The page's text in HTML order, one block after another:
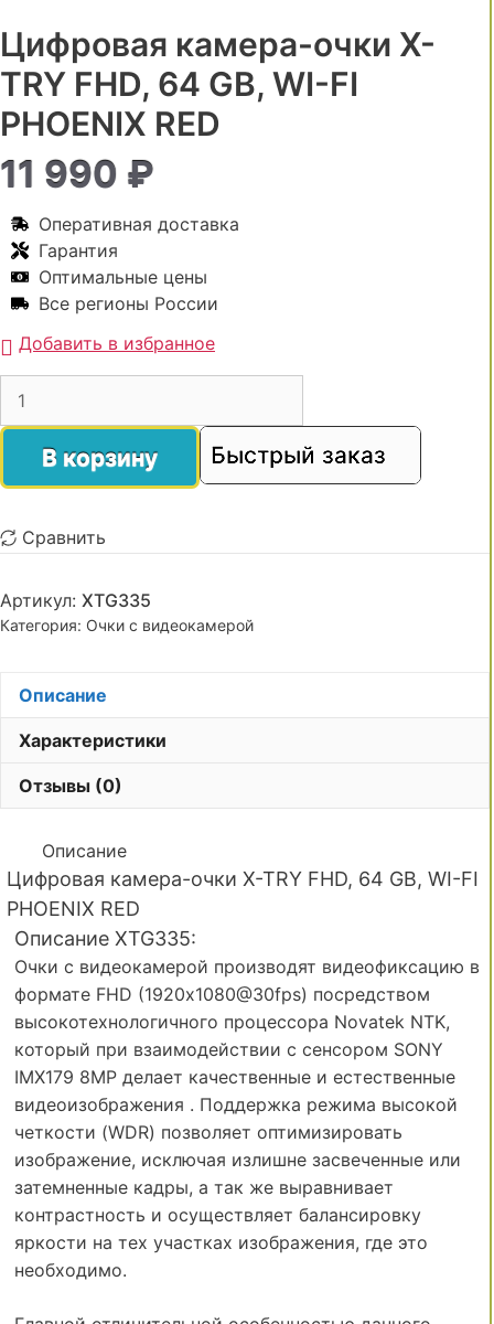
Цифровая камера-очки X-
TRY FHD, 64 GB, WI-FI
PHOENIX RED
11 990 ₽
Оперативная доставка
Гарантия
Оптимальные цены
Все регионы России
Добавить в избранное
В корзину Быстрый заказ
Сравнить
Артикул: XTG335
Категория: Очки с видеокамерой
Описание
Характеристики
Отзывы (0)
Описание
Цифровая камера-очки X-TRY FHD, 64 GB, WI-FI
PHOENIX RED
Описание XTG335:
Очки с видеокамерой производят видеофиксацию в
формате FHD (1920х1080@30fps) посредством
высокотехнологичного процессора Novatek NTK,
который при взаимодействии с сенсором SONY
IMX179 8MP делает качественные и естественные
видеоизображения . Поддержка режима высокой
четкости (WDR) позволяет оптимизировать
изображение, исключая излишне засвеченные или
затемненные кадры, а так же выравнивает
контрастность и осуществляет балансировку
яркости на тех участках изображения, где это
необходимо.